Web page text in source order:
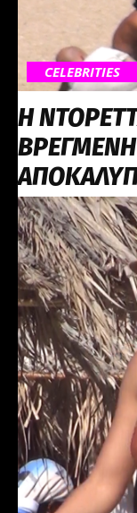
CELEBRITIES
Η